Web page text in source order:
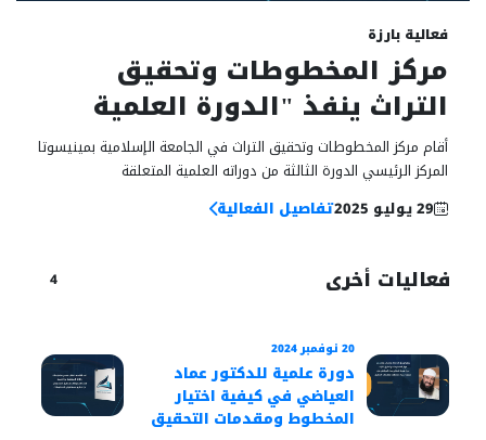
29
فعالية بارزة
مركز المخطوطات وتحقيق
التراث ينفذ "الدورة العلمية
الثالثة" بمشاركة نخبة من أعلام
التحقيق
أقام مركز المخطوطات وتحقيق التراث في الجامعة الإسلامية بمينيسوتا
المركز الرئيسي الدورة الثالثة من دوراته العلمية المتعلقة
29 يوليو 2025
تفاصيل الفعالية
فعاليات أخرى 4
20 نوفمبر 2024
دورة علمية للدكتور عماد
العياضي في كيفية اختيار
المخطوط ومقدمات التحقيق